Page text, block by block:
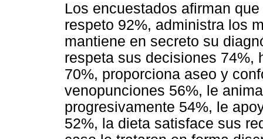
Los encuestados afirman
respeto 92%, administra los
mantiene en secreto su
respeta sus decisiones 74%,
70%, proporciona aseo y
venopunciones 56%, le
progresivamente 54%, le
52%, la dieta satisface sus